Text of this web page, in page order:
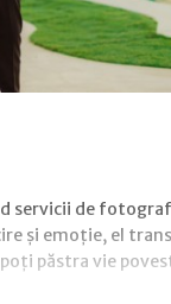
servicii de
și emoție, el
păstra vie